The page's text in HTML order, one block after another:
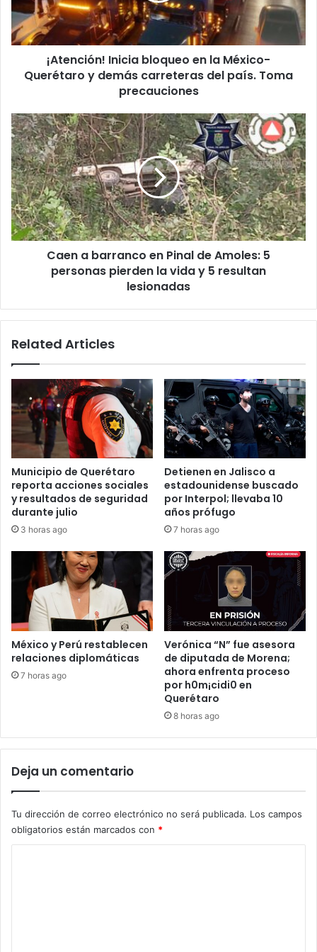
Querétaro
y
demás
carreteras
precauciones
¡Atención! Inicia bloqueo en la México-
Querétaro y demás carreteras del país. Toma
precauciones
Caen
a
barranco
en
Pinal
de
Amoles:
5
personas
5
lesionadas
Caen a barranco en Pinal de Amoles: 5
personas pierden la vida y 5 resultan
lesionadas
Related Articles
Municipio de Querétaro
reporta acciones sociales
y resultados de seguridad
durante julio
3 horas ago
Detienen en Jalisco a
estadounidense buscado
por Interpol; llevaba 10
años prófugo
7 horas ago
México y Perú restablecen
relaciones diplomáticas
7 horas ago
Verónica “N” fue asesora
de diputada de Morena;
ahora enfrenta proceso
por h0m¡cidi0 en
Querétaro
8 horas ago
Deja un comentario
Tu dirección de correo electrónico no será publicada. Los campos
obligatorios están marcados con *